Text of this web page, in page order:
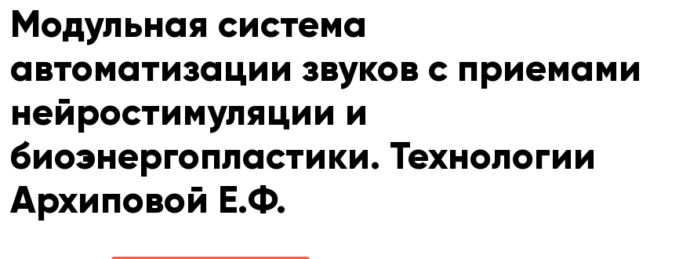
Модульная система
автоматизации звуков с приемами
нейростимуляции и
биоэнергопластики. Технологии
Архиповой Е.Ф.